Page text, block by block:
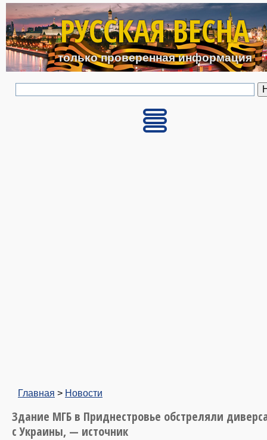
Перейти к основному
РУССКАЯ ВЕСНА
только проверенная информация
Главная > Новости
Здание МГБ в Приднестровье обстреляли
с Украины, — источник